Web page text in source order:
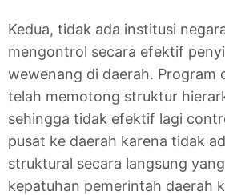
Kedua, tidak ada institusi
mengontrol secara efektif
wewenang di daerah. Program
telah memotong struktur
sehingga tidak efektif lagi
pusat ke daerah karena tidak
struktural secara langsung
kepatuhan pemerintah daerah